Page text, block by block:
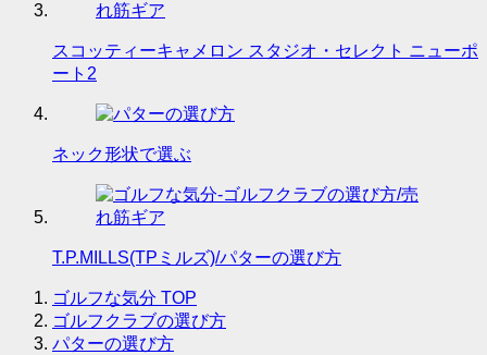
スコッティーキャメロン スタジオ・セレクト ニューポ
ート2
ネック形状で選ぶ
T.P.MILLS(TPミルズ)/パターの選び方
ゴルフな気分 TOP
ゴルフクラブの選び方
パターの選び方